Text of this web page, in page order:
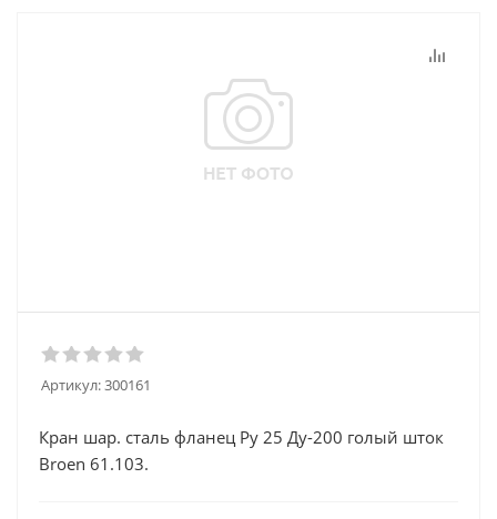
Артикул:300161
Кран шар. сталь фланец Ру 25 Ду-200 голый шток
Broen 61.103.